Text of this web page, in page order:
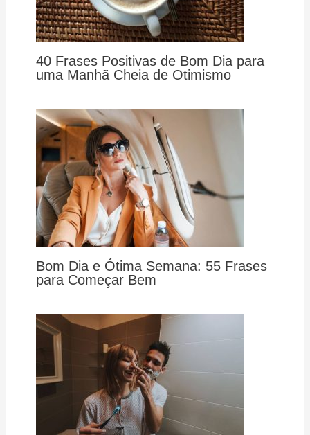
40 Frases Positivas de Bom Dia para
uma Manhã Cheia de Otimismo
Bom Dia e Ótima Semana: 55 Frases
para Começar Bem